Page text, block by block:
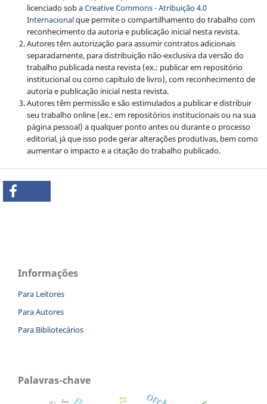
licenciado sob aCreative Commons - Atribuição 4.0
Internacionalque permite o compartilhamento do trabalho com
reconhecimento da autoria e publicação inicial nesta revista.
Autores têm autorização para assumir contratos adicionais
separadamente, para distribuição não-exclusiva da versão do
trabalho publicada nesta revista (ex.: publicar em repositório
institucional ou como capítulo de livro), com reconhecimento de
autoria e publicação inicial nesta revista.
Autores têm permissão e são estimulados a publicar e distribuir
seu trabalho online (ex.: em repositórios institucionais ou na sua
página pessoal) a qualquer ponto antes ou durante o processo
editorial, já que isso pode gerar alterações produtivas, bem como
aumentar o impacto e a citação do trabalho publicado.
Informações
Para Leitores
Para Autores
Para Bibliotecários
Palavras-chave